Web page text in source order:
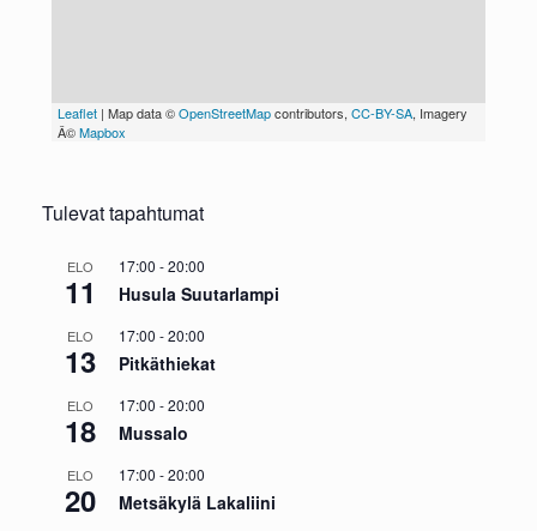
Tulevat tapahtumat
ELO
11
17:00 -20:00
Husula Suutarlampi
ELO
13
17:00 -20:00
Pitkäthiekat
ELO
18
17:00 -20:00
Mussalo
ELO
20
17:00 -20:00
Metsäkylä Lakaliini